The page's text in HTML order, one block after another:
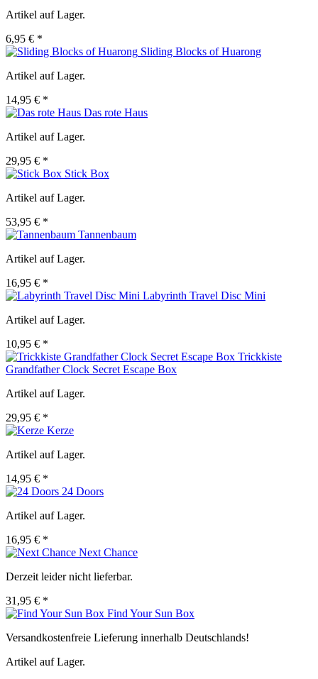
Artikel auf Lager.
6,95 € *
Sliding Blocks of Huarong
Artikel auf Lager.
14,95 € *
Das rote Haus
Artikel auf Lager.
29,95 € *
Stick Box
Artikel auf Lager.
53,95 € *
Tannenbaum
Artikel auf Lager.
16,95 € *
Labyrinth Travel Disc Mini
Artikel auf Lager.
10,95 € *
Trickkiste
Grandfather Clock Secret Escape Box
Artikel auf Lager.
29,95 € *
Kerze
Artikel auf Lager.
14,95 € *
24 Doors
Artikel auf Lager.
16,95 € *
Next Chance
Derzeit leider nicht lieferbar.
31,95 € *
Find Your Sun Box
Versandkostenfreie Lieferung innerhalb Deutschlands!
Artikel auf Lager.